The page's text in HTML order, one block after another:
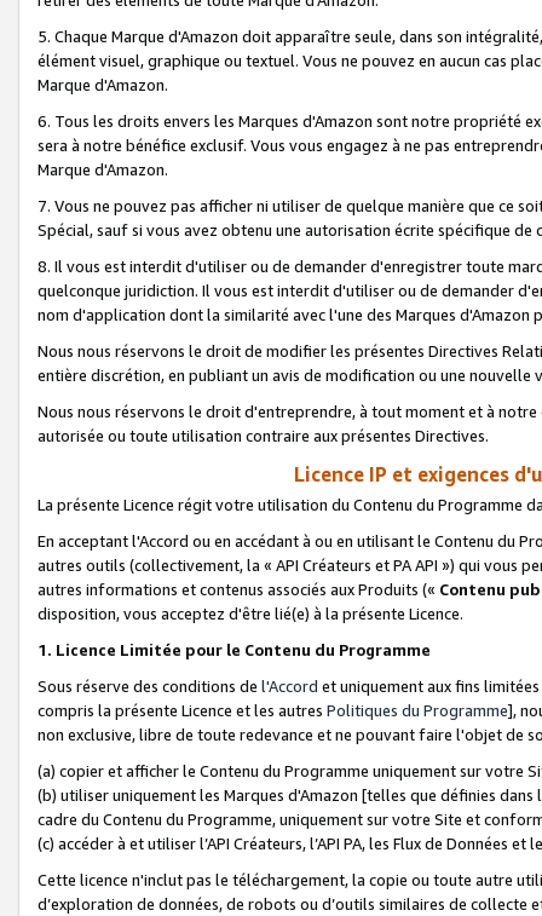
5. Chaque Marque d'Amazon doit apparaître seule, dans son
élément visuel, graphique ou textuel. Vous ne pouvez en aucun cas
Marque d'Amazon.
6. Tous les droits envers les Marques d'Amazon sont notre propriété
sera à notre bénéfice exclusif. Vous vous engagez à ne pas
Marque d'Amazon.
7. Vous ne pouvez pas afficher ni utiliser de quelque manière que ce
Spécial, sauf si vous avez obtenu une autorisation écrite spécifique de
8. Il vous est interdit d'utiliser ou de demander d'enregistrer toute
quelconque juridiction. Il vous est interdit d'utiliser ou de demander
nom d'application dont la similarité avec l'une des Marques
Nous nous réservons le droit de modifier les présentes Directives
entière discrétion, en publiant un avis de modification ou une nouvelle
Nous nous réservons le droit d'entreprendre, à tout moment et à
autorisée ou toute utilisation contraire aux présentes Directives.
Licence IP et exigences
La présente Licence régit votre utilisation du Contenu du Programme
En acceptant l'Accord ou en accédant à ou en utilisant le Contenu du
autres outils (collectivement, la « API Créateurs et PA API ») qui vous
autres informations et contenus associés aux Produits (« Contenu
disposition, vous acceptez d'être lié(e) à la présente Licence.
1. Licence Limitée pour le Contenu du Programme
Sous réserve des conditions de l'Accord et uniquement aux fins
compris la présente Licence et les autres Politiques du Programme],
non exclusive, libre de toute redevance et ne pouvant faire l'objet de
(a) copier et afficher le Contenu du Programme uniquement sur votre
(b) utiliser uniquement les Marques d'Amazon [telles que définies dans
cadre du Contenu du Programme, uniquement sur votre Site et
(c) accéder à et utiliser l’API Créateurs, l’API PA, les Flux de Données
Cette licence n'inclut pas le téléchargement, la copie ou toute autre
d’exploration de données, de robots ou d’outils similaires de